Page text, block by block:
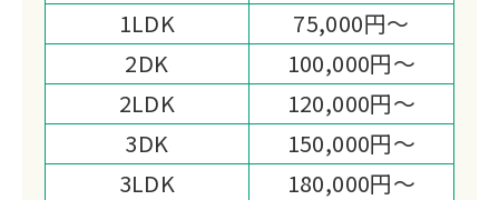
1LDK
75,000円～
2DK
100,000円～
2LDK
120,000円～
3DK
150,000円～
3LDK
180,000円～